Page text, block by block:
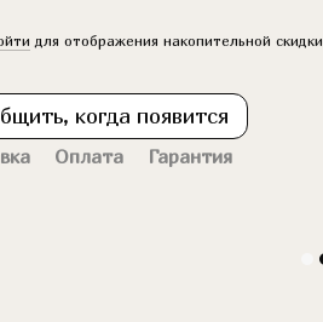
для отображения накопительной скидки
когда появится
Оплата Гарантия